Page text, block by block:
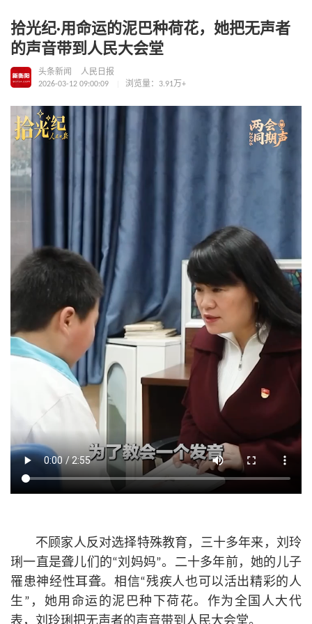
拾光纪·用命运的泥巴种荷花，她把无声者
的声音带到人民大会堂
头条新闻
人民日报
2026-03-12 09:00:09
浏览量：3.91万+
不顾家人反对选择特殊教育，三十多年来，刘玲
琍一直是聋儿们的“刘妈妈”。二十多年前，她的儿子
罹患神经性耳聋。相信“残疾人也可以活出精彩的人
生”，她用命运的泥巴种下荷花。作为全国人大代